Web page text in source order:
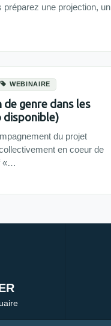
préparez une projection, un
WEBINAIRE
de genre dans les
disponible)
du projet
en coeur de
«…